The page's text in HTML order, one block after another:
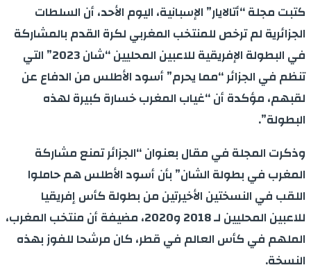
كتبت مجلة “أتالايار” الإسبانية، اليوم الأحد، أن السلطات
الجزائرية لم ترخص للمنتخب المغربي لكرة القدم بالمشاركة
في البطولة الإفريقية للاعبين المحليين “شان 2023” التي
تنظم في الجزائر “مما يحرم” أسود الأطلس من الدفاع عن
لقبهم، مؤكدة أن “غياب المغرب خسارة كبيرة لهذه
البطولة”.
وذكرت المجلة في مقال بعنوان “الجزائر تمنع مشاركة
المغرب في بطولة الشان” بأن أسود الأطلس هم حاملوا
اللقب في النسختين الأخيرتين من بطولة كأس إفريقيا
للاعبين المحليين لـ 2018 و2020، مضيفة أن منتخب المغرب،
الملهم في كأس العالم في قطر، كان مرشحا للفوز بهذه
النسخة.